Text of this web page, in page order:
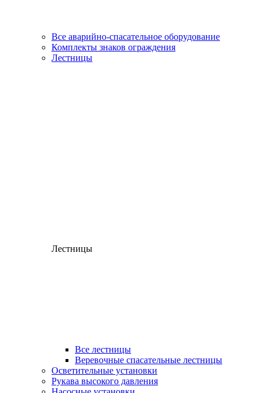
Все аварийно-спасательное оборудование
Комплекты знаков ограждения
Лестницы
Лестницы
Все лестницы
Веревочные спасательные лестницы
Осветительные установки
Рукава высокого давления